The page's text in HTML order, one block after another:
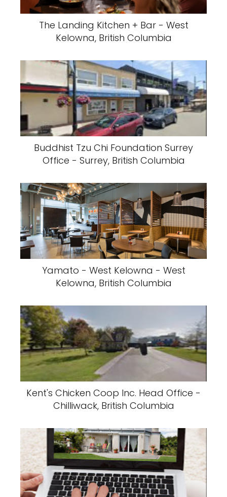
The Landing Kitchen + Bar - West
Kelowna, British Columbia
Buddhist Tzu Chi Foundation Surrey
Office - Surrey, British Columbia
Yamato - West Kelowna - West
Kelowna, British Columbia
Kent's Chicken Coop Inc. Head Office -
Chilliwack, British Columbia